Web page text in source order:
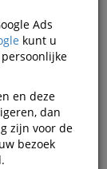
Ads
kunt u
en deze
dan
zijn voor de
bezoek